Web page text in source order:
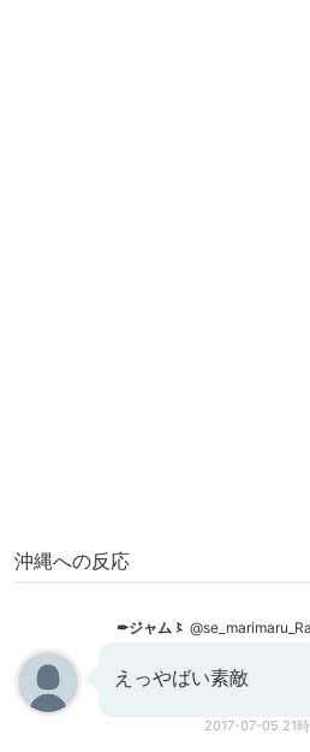
沖縄への反応
✒︎ジャム〻 @se_marimaru_Ra
えっやばい素敵
2017-07-05 21